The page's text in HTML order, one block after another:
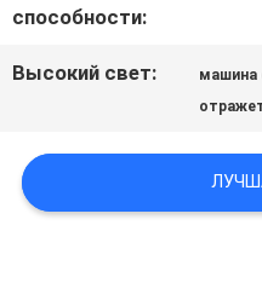
ЦИТАТУ
способности:
Высокий свет: машина